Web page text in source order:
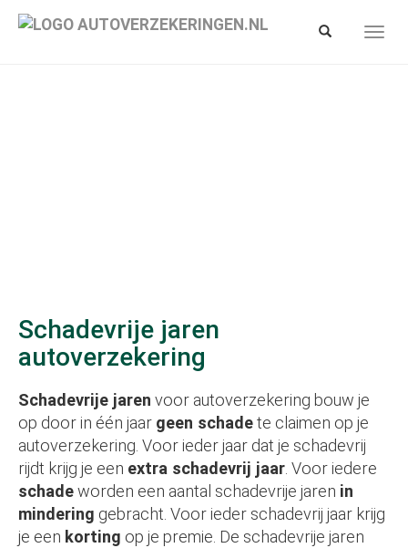
naar
Toon/verberg
Schadevrije jaren
autoverzekering
Schadevrije jaren voor autoverzekering bouw je
op door in één jaar geen schadete claimen op je
autoverzekering. Voor ieder jaar dat je schadevrij
rijdt krijg je een extra schadevrij jaar . Voor iedere
schadeworden een aantal schadevrije jaren in
mindering gebracht. Voor ieder schadevrij jaar krijg
je een korting op je premie. De schadevrije jaren